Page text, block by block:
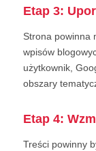
Etap 3:
Strona powinna
wpisów
użytkownik,
obszary
Etap 4:
Treści powinny